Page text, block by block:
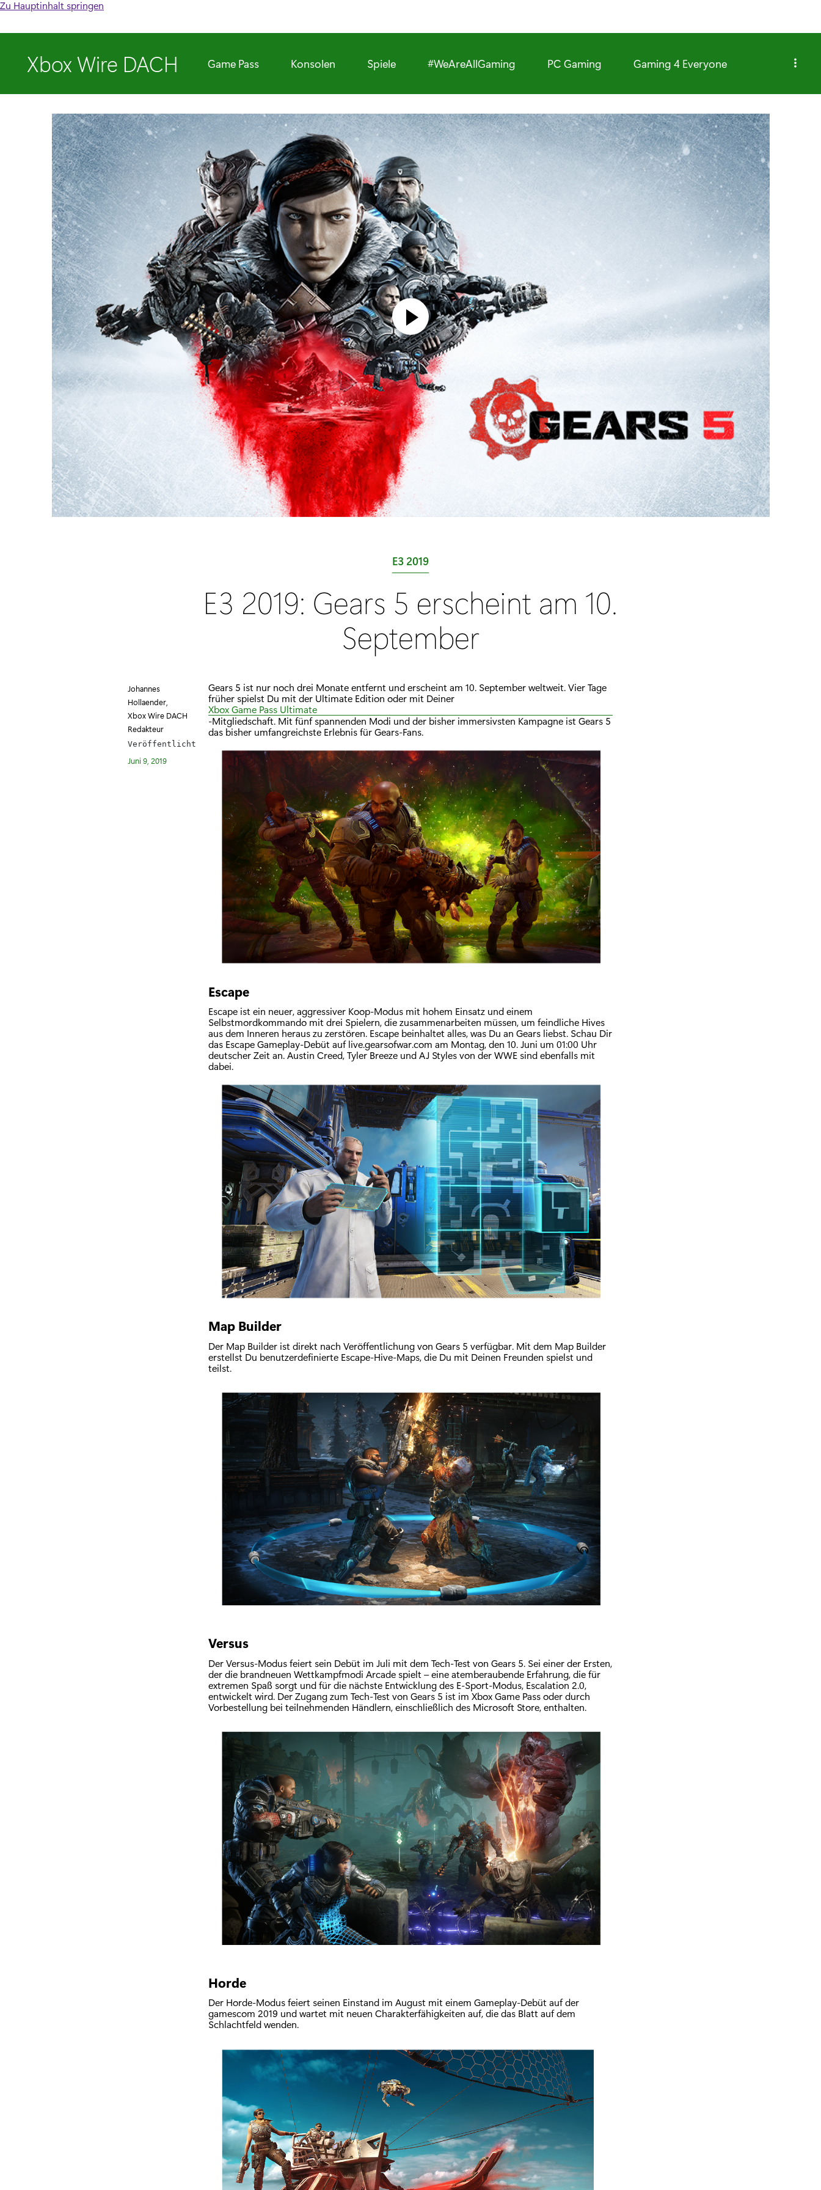
Zu Hauptinhalt springen
Xbox Wire DACH Game Pass Konsolen Spiele #WeAreAllGaming PC Gaming Gaming 4 Everyone
K
e
g
o
i
:
E3 2019
E3 2019: Gears 5 erscheint am 10.
September
Johannes
Hollaender,
Xbox Wire DACH
Redakteur
Veröffentlicht
Juni 9, 2019
Gears 5 ist nur noch drei Monate entfernt und erscheint am 10. September weltweit. Vier Tage
früher spielst Du mit der Ultimate Edition oder mit Deiner
Xbox Game Pass Ultimate
-Mitgliedschaft. Mit fünf spannenden Modi und der bisher immersivsten Kampagne ist Gears 5
das bisher umfangreichste Erlebnis für Gears-Fans.
Escape
Escape ist ein neuer, aggressiver Koop-Modus mit hohem Einsatz und einem
Selbstmordkommando mit drei Spielern, die zusammenarbeiten müssen, um feindliche Hives
aus dem Inneren heraus zu zerstören. Escape beinhaltet alles, was Du an Gears liebst. Schau Dir
das Escape Gameplay-Debüt auf live.gearsofwar.com am Montag, den 10. Juni um 01:00 Uhr
deutscher Zeit an. Austin Creed, Tyler Breeze und AJ Styles von der WWE sind ebenfalls mit
dabei.
Map Builder
Der Map Builder ist direkt nach Veröffentlichung von Gears 5 verfügbar. Mit dem Map Builder
erstellst Du benutzerdefinierte Escape-Hive-Maps, die Du mit Deinen Freunden spielst und
teilst.
Versus
Der Versus-Modus feiert sein Debüt im Juli mit dem Tech-Test von Gears 5. Sei einer der Ersten,
der die brandneuen Wettkampfmodi Arcade spielt – eine atemberaubende Erfahrung, die für
extremen Spaß sorgt und für die nächste Entwicklung des E-Sport-Modus, Escalation 2.0,
entwickelt wird. Der Zugang zum Tech-Test von Gears 5 ist im Xbox Game Pass oder durch
Vorbestellung bei teilnehmenden Händlern, einschließlich des Microsoft Store, enthalten.
Horde
Der Horde-Modus feiert seinen Einstand im August mit einem Gameplay-Debüt auf der
gamescom 2019 und wartet mit neuen Charakterfähigkeiten auf, die das Blatt auf dem
Schlachtfeld wenden.